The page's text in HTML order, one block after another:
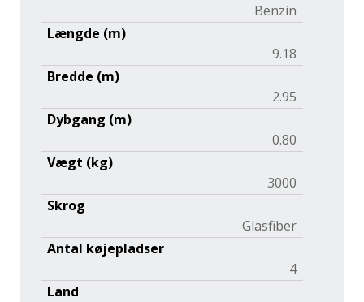
Benzin
Længde (m)
9.18
Bredde (m)
2.95
Dybgang (m)
0.80
Vægt (kg)
3000
Skrog
Glasfiber
Antal køjepladser
4
Land